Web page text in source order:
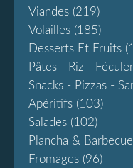
Viandes (219)
Volailles (185)
Desserts Et Fruits
Pâtes - Riz -
Snacks - Pizzas -
Apéritifs (103)
Salades (102)
Plancha & Barbecue
Fromages (96)